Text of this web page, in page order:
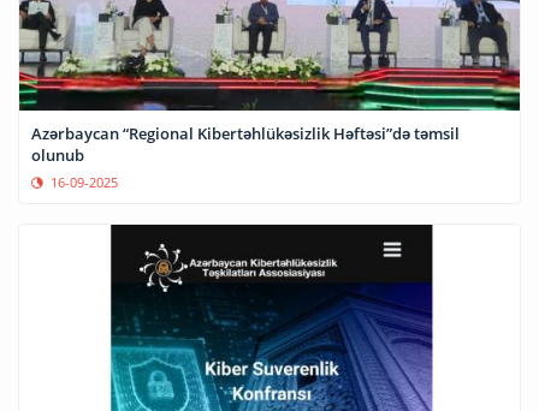
Azərbaycan “Regional Kibertəhlükəsizlik Həftəsi”də təmsil
olunub
16-09-2025